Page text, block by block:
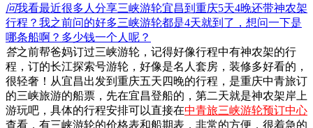
问我看最近很多人分享三峡游轮宜昌到重庆5天4晚还带神农架
行程？我之前问的好多三峡游轮都是4天就到了，想问一下是
哪条船啊？多少钱一个人呢？
答之前帮爸妈订过三峡游轮，记得好像行程中有神农架的行
程，订的长江探索号游轮，好像是名人套房，装修多好看的，
很轻奢！从宜昌出发到重庆五天四晚的行程，是重庆中青旅订
的三峡旅游的船票，先在宜昌登船的，第二天就是神农架岸上
游玩吧，具体的行程安排可以直接在中青旅三峡游轮预订中心
查看，有三峡游轮的价格表和船期表，非常的方便，很着急的